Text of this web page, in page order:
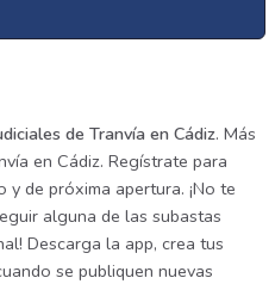
de Tranvía en Cádiz. Más
en Cádiz. Regístrate para
y de próxima apertura. ¡No te
alguna de las subastas
Descarga la app, crea tus
se publiquen nuevas